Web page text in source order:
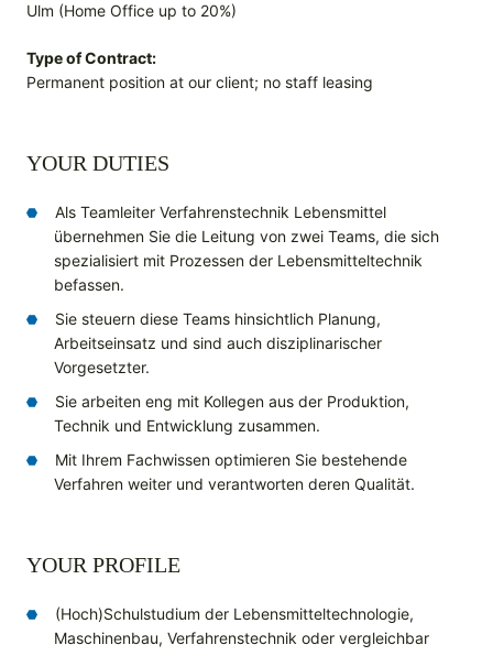
Ulm (Home Office up to 20%)
Type of Contract:
Permanent position at our client; no staff leasing
YOUR DUTIES
Als Teamleiter Verfahrenstechnik Lebensmittel
übernehmen Sie die Leitung von zwei Teams, die sich
spezialisiert mit Prozessen der Lebensmitteltechnik
befassen.
Sie steuern diese Teams hinsichtlich Planung,
Arbeitseinsatz und sind auch disziplinarischer
Vorgesetzter.
Sie arbeiten eng mit Kollegen aus der Produktion,
Technik und Entwicklung zusammen.
Mit Ihrem Fachwissen optimieren Sie bestehende
Verfahren weiter und verantworten deren Qualität.
YOUR PROFILE
(Hoch)Schulstudium der Lebensmitteltechnologie,
Maschinenbau, Verfahrenstechnik oder vergleichbar